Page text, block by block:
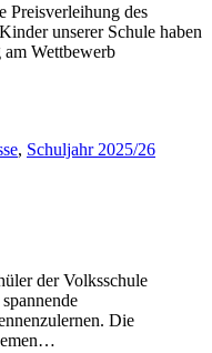
Preisverleihung des
unserer Schule haben
Wettbewerb
, Schuljahr 2025/26
der Volksschule
Die